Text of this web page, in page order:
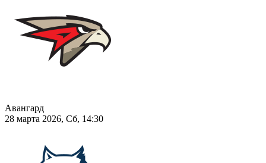
Авангард
28 марта 2026, Сб, 14:30